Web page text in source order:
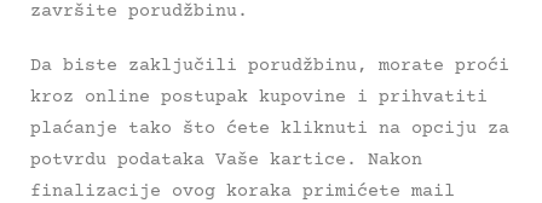
završite porudžbinu.
Da biste zaključili porudžbinu, morate proći
kroz online postupak kupovine i prihvatiti
plaćanje tako što ćete kliknuti na opciju za
potvrdu podataka Vaše kartice. Nakon
finalizacije ovog koraka primićete mail